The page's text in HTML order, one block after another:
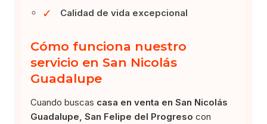
✓ Calidad de vida excepcional
Cómo funciona nuestro
servicio en San Nicolás
Guadalupe
Cuando buscas casa en venta en San Nicolás
Guadalupe, San Felipe del Progreso con